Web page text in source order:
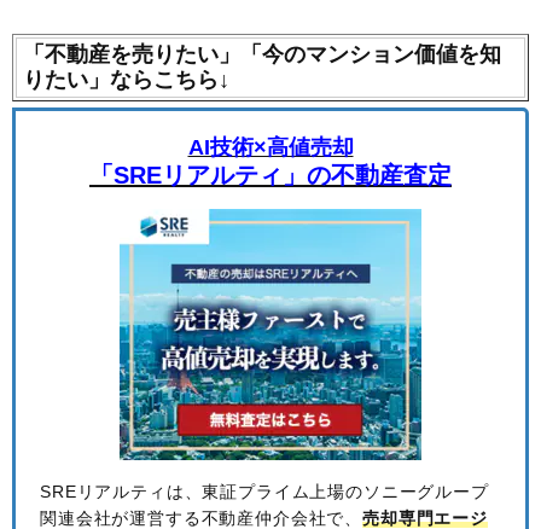
「不動産を売りたい」「今のマンション価値を知
りたい」ならこちら↓
AI技術×高値売却
「SREリアルティ」の不動産査定
SREリアルティは、東証プライム上場のソニーグループ
関連会社が運営する不動産仲介会社で、売却専門エージ